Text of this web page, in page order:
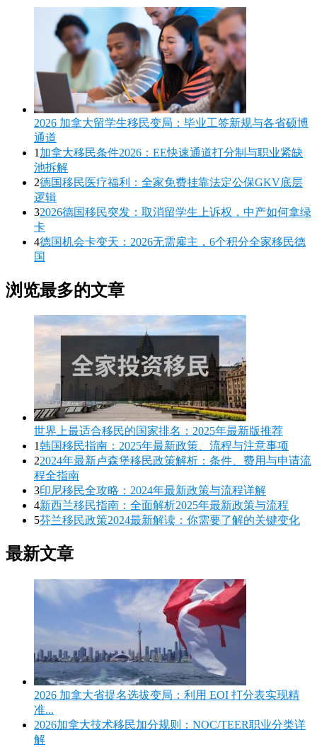
2026 加拿大留学生移民变局：毕业工签新规与各省硕博
通道
1 加拿大移民条件2026：EE快速通道打分制与职业紧缺
池拆解
2德国移民医疗福利：全家免费挂靠法定公保GKV底层
逻辑
32026德国移民突发：取消留学生上诉权，中产如何拿绿
卡
4德国机会卡变天：2026无需雇主，6个积分全家移民德
国
浏览最多的文章
世界上最适合移民的国家排名：2025年最新版推荐
1韩国移民指南：2025年最新政策、流程与注意事项
22024年最新卢森堡移民政策解析：条件、费用与申请流
程全指南
3印尼移民全攻略：2024年最新政策与流程详解
4新西兰移民指南：全面解析2025年最新政策与流程
5芬兰移民政策2024最新解读：你需要了解的关键变化
最新文章
2026 加拿大省提名选拔变局：利用 EOI 打分表实现精
准...
2026加拿大技术移民加分规则：NOC/TEER职业分类详
解